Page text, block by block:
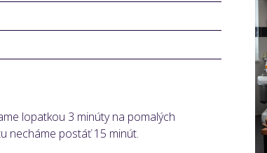
lopatkou 3 minúty na pomalých
necháme postáť 15 minút.